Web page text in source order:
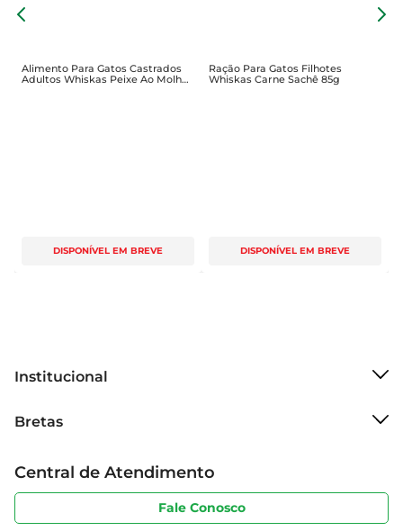
Alimento Para Gatos Castrados
Adultos Whiskas Peixe Ao Molho
Sachê 85g
DISPONÍVEL EM BREVE
Ração Para Gatos Filhotes
Whiskas Carne Sachê 85g
DISPONÍVEL EM BREVE
Institucional
Grupo Cencosud
Sobre privacidade
Portal do fornecedor
Bretas
Produtos Bretas
Código de ética
Serviços
Central de Atendimento
Fale Conosco